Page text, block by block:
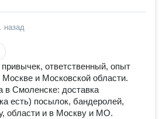
назад
ответственный, опыт
и Московской области.
в Смоленске: доставка
есть) посылок, бандеролей,
области и в Москву и МО.